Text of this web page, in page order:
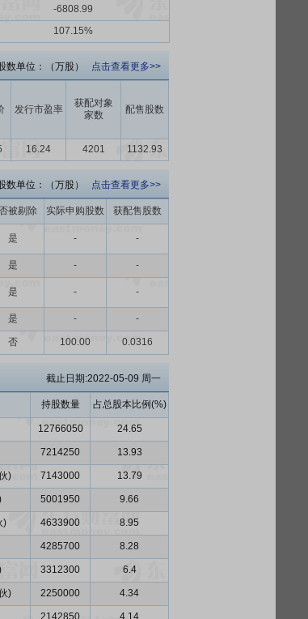
-6808.99
107.15%
数单位：（万股） 点击查看更多>>
发行市盈率
获配对象
家数
配售股数
16.24 4201 1132.93
数单位：（万股） 点击查看更多>>
被剔除 实际申购股数
获配售股数
是 - -
是 -
-
是 - -
是 - -
否 100.00 0.0316
截止日期:2022-05-09 周一
持股数量 占总股本比例(%)
12766050 24.65
7214250 13.93
) 7143000 13.79
5001950 9.66
) 4633900 8.95
4285700 8.28
3312300 6.4
) 2250000 4.34
2142850 4.14